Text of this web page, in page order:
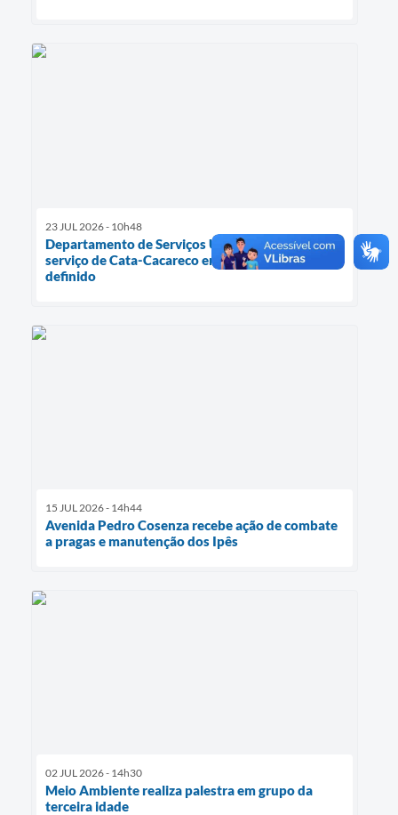
23 JUL 2026 - 10h48
Departamento de Serviços Urbanos retoma
serviço de Cata-Cacareco em cronograma
definido
15 JUL 2026 - 14h44
Avenida Pedro Cosenza recebe ação de combate
a pragas e manutenção dos Ipês
02 JUL 2026 - 14h30
Meio Ambiente realiza palestra em grupo da
terceira idade